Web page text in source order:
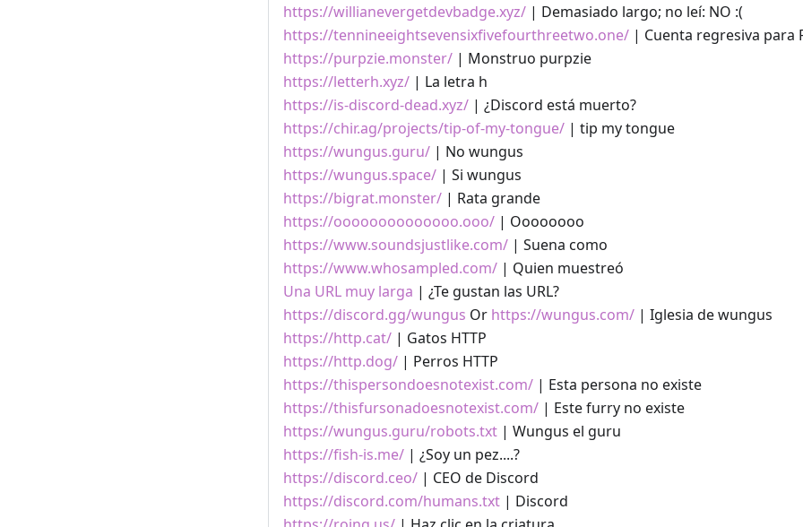
https://willianevergetdevbadge.xyz/ | Demasiado largo; no leí: NO :(
https://tennineeightsevensixfivefourthreetwo.one/ | Cuenta regresiva para
https://purpzie.monster/ | Monstruo purpzie
https://letterh.xyz/ | La letra h
https://is-discord-dead.xyz/ | ¿Discord está muerto?
https://chir.ag/projects/tip-of-my-tongue/ | tip my tongue
https://wungus.guru/ | No wungus
https://wungus.space/ | Si wungus
https://bigrat.monster/ | Rata grande
https://oooooooooooooo.ooo/ | Oooooooo
https://www.soundsjustlike.com/ | Suena como
https://www.whosampled.com/ | Quien muestreó
Una URL muy larga | ¿Te gustan las URL?
https://discord.gg/wungus Or https://wungus.com/ | Iglesia de wungus
https://http.cat/ | Gatos HTTP
https://http.dog/ | Perros HTTP
https://thispersondoesnotexist.com/ | Esta persona no existe
https://thisfursonadoesnotexist.com/ | Este furry no existe
https://wungus.guru/robots.txt | Wungus el guru
https://fish-is.me/ | ¿Soy un pez....?
https://discord.ceo/ | CEO de Discord
https://discord.com/humans.txt | Discord